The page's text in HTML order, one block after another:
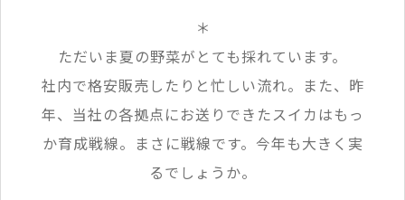
＊
ただいま夏の野菜がとても採れています。
社内で格安販売したりと忙しい流れ。また、昨
年、当社の各拠点にお送りできたスイカはもっ
か育成戦線。まさに戦線です。今年も大きく実
るでしょうか。